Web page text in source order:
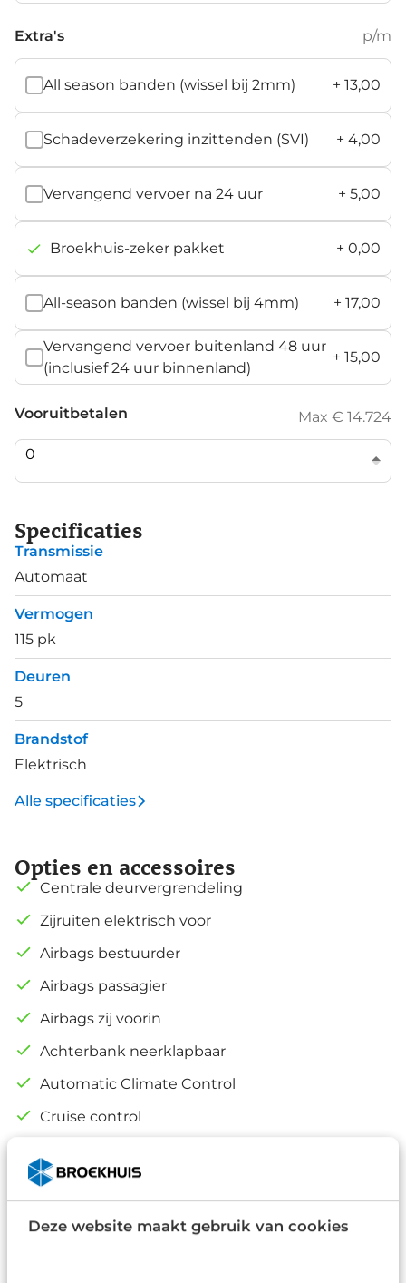
Deze website maakt gebruik van cookies
Extra's p/m
All season banden (wissel bij 2mm) + 13,00
Schadeverzekering inzittenden (SVI) + 4,00
Vervangend vervoer na 24 uur + 5,00
Broekhuis-zeker pakket + 0,00
All-season banden (wissel bij 4mm) + 17,00
Vervangend vervoer buitenland 48 uur
(inclusief 24 uur binnenland)
+ 15,00
Vooruitbetalen Max € 14.724
Specificaties
Transmissie
Automaat
Vermogen
115 pk
Deuren
5
Brandstof
Elektrisch
Alle specificaties
Opties en accessoires
Centrale deurvergrendeling
Zijruiten elektrisch voor
Airbags bestuurder
Airbags passagier
Airbags zij voorin
Achterbank neerklapbaar
Automatic Climate Control
Cruise control